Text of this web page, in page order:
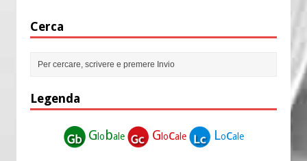
Cerca
Legenda
G lobale G locale Locale